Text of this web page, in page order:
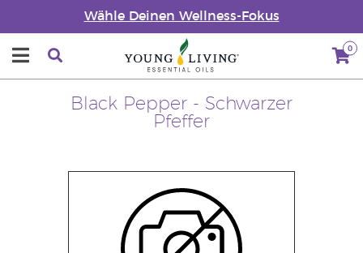
Wähle Deinen Wellness-Fokus
0
Black Pepper - Schwarzer
Pfeffer